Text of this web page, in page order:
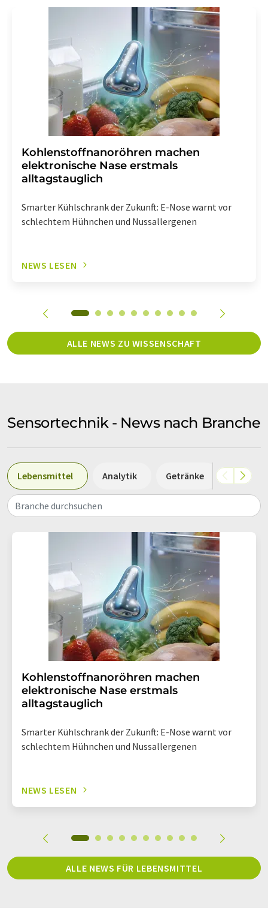
Kohlenstoffnanoröhren machen
elektronische Nase erstmals
alltagstauglich
Smarter Kühlschrank der Zukunft: E-Nose warnt vor
schlechtem Hühnchen und Nussallergenen
NEWS LESEN
ALLE NEWS ZU WISSENSCHAFT
Sensortechnik - News nach Branche
Lebensmittel Analytik Getränke Süß-
Branche durchsuchen
Kohlenstoffnanoröhren machen
elektronische Nase erstmals
alltagstauglich
Smarter Kühlschrank der Zukunft: E-Nose warnt vor
schlechtem Hühnchen und Nussallergenen
NEWS LESEN
ALLE NEWS FÜR LEBENSMITTEL